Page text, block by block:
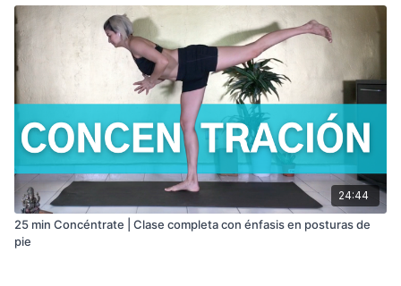
24:44
25 min Concéntrate | Clase completa con énfasis en posturas de
pie